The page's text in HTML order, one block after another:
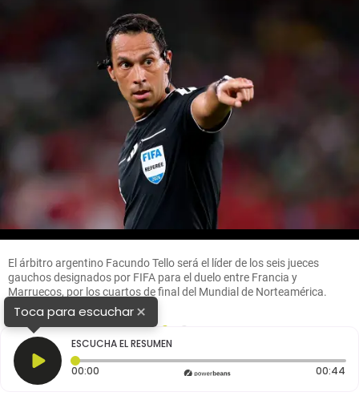
El árbitro argentino Facundo Tello será el líder de los seis jueces
gauchos designados por FIFA para el duelo entre Francia y
Marruecos, por los cuartos de final del Mundial de Norteamérica.
FOTO GETTY
Toca para escuchar×
ESCUCHA EL RESUMEN
00:00 Tiempo transcurrido: 0 segundos 00:44